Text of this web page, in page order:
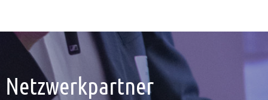
Netzwerkpartner